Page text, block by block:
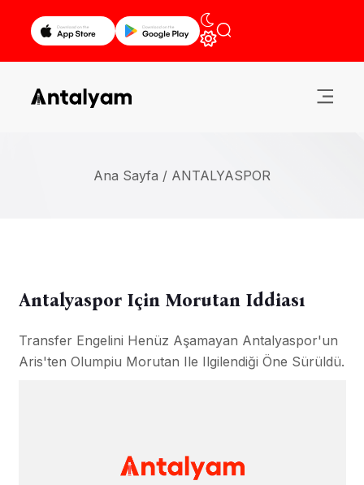
Ana Sayfa / ANTALYASPOR
Antalyaspor Için Morutan Iddiası
Transfer Engelini Henüz Aşamayan Antalyaspor'un
Aris'ten Olumpiu Morutan Ile Ilgilendiği Öne Sürüldü.